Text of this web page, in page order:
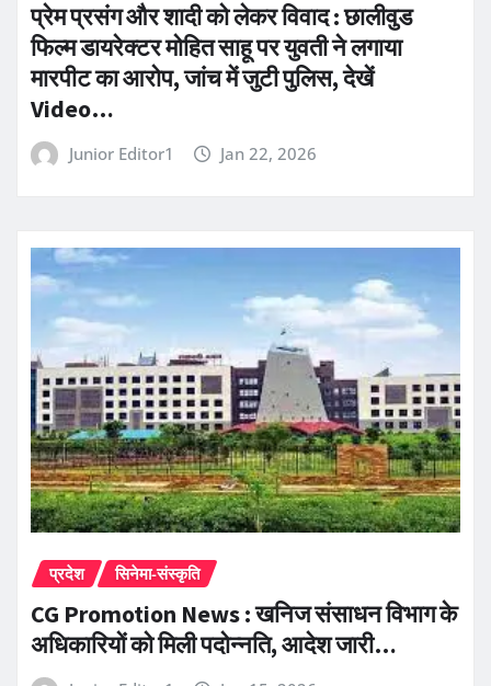
प्रेम प्रसंग और शादी को लेकर विवाद : छालीवुड
फिल्म डायरेक्टर मोहित साहू पर युवती ने लगाया
मारपीट का आरोप, जांच में जुटी पुलिस, देखें
Video…
Junior Editor1 Jan 22, 2026
प्रदेश सिनेमा-संस्कृति
CG Promotion News : खनिज संसाधन विभाग के
अधिकारियों को मिली पदोन्नति, आदेश जारी…